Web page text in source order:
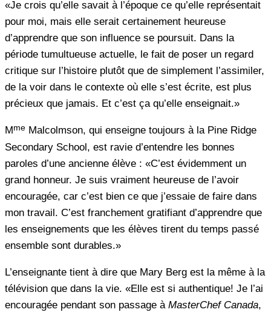
«Je crois qu’elle savait à l’époque ce qu’elle représentait
pour moi, mais elle serait certainement heureuse
d’apprendre que son influence se poursuit. Dans la
période tumultueuse actuelle, le fait de poser un regard
critique sur l’histoire plutôt que de simplement l’assimiler,
de la voir dans le contexte où elle s’est écrite, est plus
précieux que jamais. Et c’est ça qu’elle enseignait.»
Mme Malcolmson, qui enseigne toujours à la Pine Ridge
Secondary School, est ravie d’entendre les bonnes
paroles d’une ancienne élève : «C’est évidemment un
grand honneur. Je suis vraiment heureuse de l’avoir
encouragée, car c’est bien ce que j’essaie de faire dans
mon travail. C’est franchement gratifiant d’apprendre que
les enseignements que les élèves tirent du temps passé
ensemble sont durables.»
L’enseignante tient à dire que Mary Berg est la même à la
télévision que dans la vie. «Elle est si authentique! Je l’ai
encouragée pendant son passage à MasterChef Canada,